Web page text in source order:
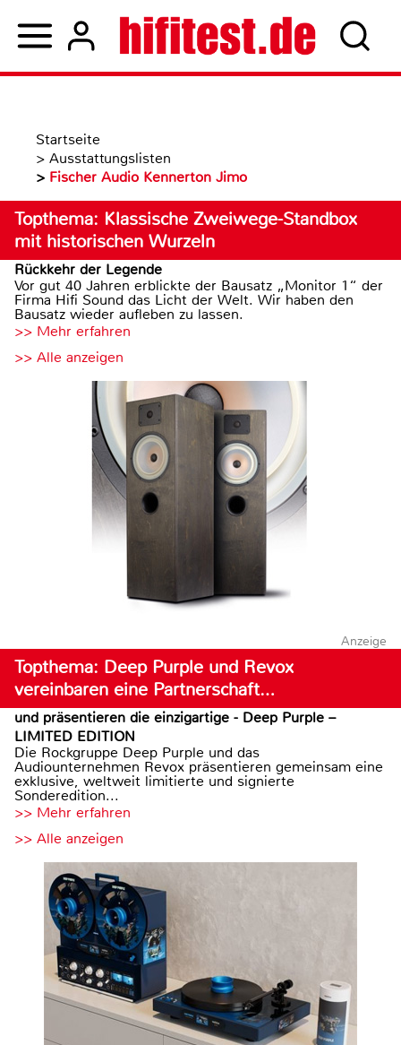
Startseite
> Ausstattungslisten
> Fischer Audio Kennerton Jimo
Topthema: Klassische Zweiwege-Standbox
mit historischen Wurzeln
Rückkehr der Legende
Vor gut 40 Jahren erblickte der Bausatz „Monitor 1“ der
Firma Hifi Sound das Licht der Welt. Wir haben den
Bausatz wieder aufleben zu lassen.
>> Mehr erfahren
>> Alle anzeigen
Anzeige
Topthema: Deep Purple und Revox
vereinbaren eine Partnerschaft…
und präsentieren die einzigartige - Deep Purple –
LIMITED EDITION
Die Rockgruppe Deep Purple und das
Audiounternehmen Revox präsentieren gemeinsam eine
exklusive, weltweit limitierte und signierte
Sonderedition...
>> Mehr erfahren
>> Alle anzeigen